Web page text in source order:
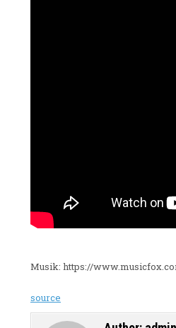
Musik: https://
source